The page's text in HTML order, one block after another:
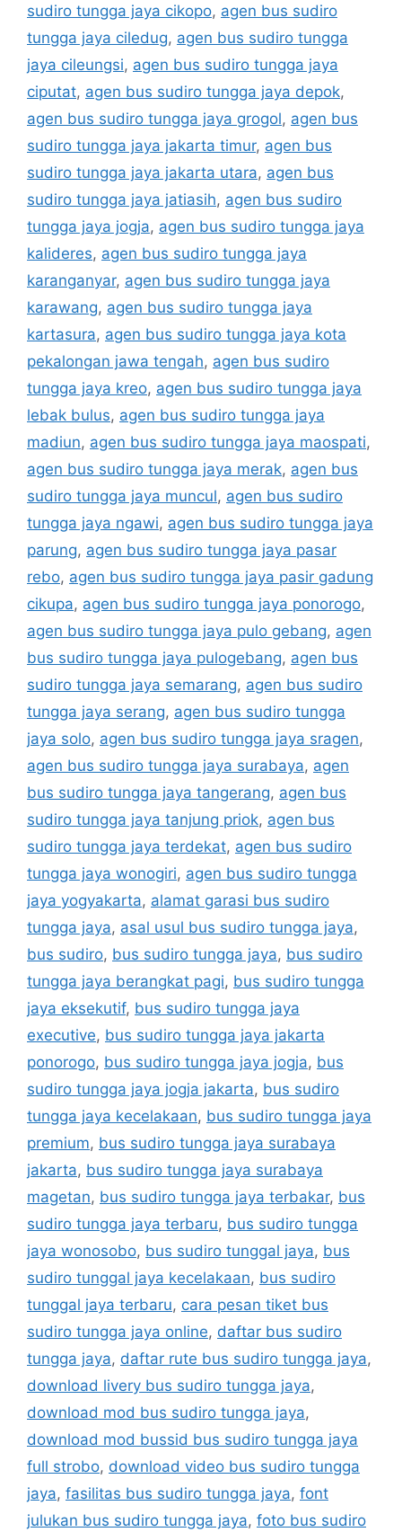
sudiro tungga jaya cikopo, agen bus sudiro
tungga jaya ciledug, agen bus sudiro tungga
jaya cileungsi, agen bus sudiro tungga jaya
ciputat, agen bus sudiro tungga jaya depok,
agen bus sudiro tungga jaya grogol, agen bus
sudiro tungga jaya jakarta timur, agen bus
sudiro tungga jaya jakarta utara, agen bus
sudiro tungga jaya jatiasih, agen bus sudiro
tungga jaya jogja, agen bus sudiro tungga jaya
kalideres, agen bus sudiro tungga jaya
karanganyar, agen bus sudiro tungga jaya
karawang, agen bus sudiro tungga jaya
kartasura, agen bus sudiro tungga jaya kota
pekalongan jawa tengah, agen bus sudiro
tungga jaya kreo, agen bus sudiro tungga jaya
lebak bulus, agen bus sudiro tungga jaya
madiun, agen bus sudiro tungga jaya maospati,
agen bus sudiro tungga jaya merak, agen bus
sudiro tungga jaya muncul, agen bus sudiro
tungga jaya ngawi, agen bus sudiro tungga jaya
parung, agen bus sudiro tungga jaya pasar
rebo, agen bus sudiro tungga jaya pasir gadung
cikupa, agen bus sudiro tungga jaya ponorogo,
agen bus sudiro tungga jaya pulo gebang, agen
bus sudiro tungga jaya pulogebang, agen bus
sudiro tungga jaya semarang, agen bus sudiro
tungga jaya serang, agen bus sudiro tungga
jaya solo, agen bus sudiro tungga jaya sragen,
agen bus sudiro tungga jaya surabaya, agen
bus sudiro tungga jaya tangerang, agen bus
sudiro tungga jaya tanjung priok, agen bus
sudiro tungga jaya terdekat, agen bus sudiro
tungga jaya wonogiri, agen bus sudiro tungga
jaya yogyakarta, alamat garasi bus sudiro
tungga jaya, asal usul bus sudiro tungga jaya,
bus sudiro, bus sudiro tungga jaya, bus sudiro
tungga jaya berangkat pagi, bus sudiro tungga
jaya eksekutif, bus sudiro tungga jaya
executive, bus sudiro tungga jaya jakarta
ponorogo, bus sudiro tungga jaya jogja, bus
sudiro tungga jaya jogja jakarta, bus sudiro
tungga jaya kecelakaan, bus sudiro tungga jaya
premium, bus sudiro tungga jaya surabaya
jakarta, bus sudiro tungga jaya surabaya
magetan, bus sudiro tungga jaya terbakar, bus
sudiro tungga jaya terbaru, bus sudiro tungga
jaya wonosobo, bus sudiro tunggal jaya, bus
sudiro tunggal jaya kecelakaan, bus sudiro
tunggal jaya terbaru, cara pesan tiket bus
sudiro tungga jaya online, daftar bus sudiro
tungga jaya, daftar rute bus sudiro tungga jaya,
download livery bus sudiro tungga jaya,
download mod bus sudiro tungga jaya,
download mod bussid bus sudiro tungga jaya
full strobo, download video bus sudiro tungga
jaya, fasilitas bus sudiro tungga jaya, font
julukan bus sudiro tungga jaya, foto bus sudiro